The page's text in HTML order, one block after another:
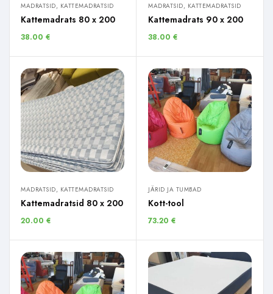
MADRATSID, KATTEMADRATSID
Kattemadrats 80 x 200
38.00 €
MADRATSID, KATTEMADRATSID
Kattemadrats 90 x 200
38.00 €
MADRATSID, KATTEMADRATSID
Kattemadratsid 80 x 200
20.00 €
JÄRID JA TUMBAD
Kott-tool
73.20 €